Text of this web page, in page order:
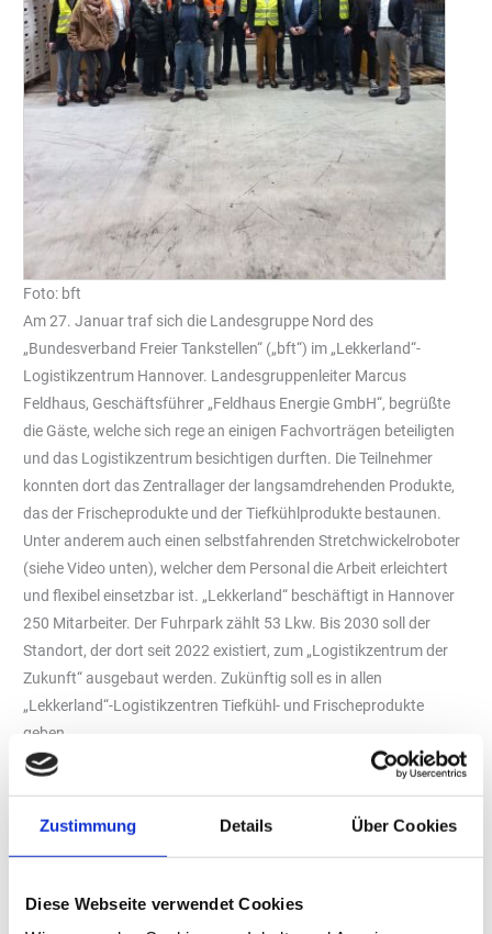
Zustimmung Details Über Cookies
Diese Webseite verwendet Cookies
Foto: bft
Am 27. Januar traf sich die Landesgruppe Nord des
„Bundesverband Freier Tankstellen“ („bft“) im „Lekkerland“-
Logistikzentrum Hannover. Landesgruppenleiter Marcus
Feldhaus, Geschäftsführer „Feldhaus Energie GmbH“, begrüßte
die Gäste, welche sich rege an einigen Fachvorträgen beteiligten
und das Logistikzentrum besichtigen durften. Die Teilnehmer
konnten dort das Zentrallager der langsamdrehenden Produkte,
das der Frischeprodukte und der Tiefkühlprodukte bestaunen.
Unter anderem auch einen selbstfahrenden Stretchwickelroboter
(siehe Video unten), welcher dem Personal die Arbeit erleichtert
und flexibel einsetzbar ist. „Lekkerland“ beschäftigt in Hannover
250 Mitarbeiter. Der Fuhrpark zählt 53 Lkw. Bis 2030 soll der
Standort, der dort seit 2022 existiert, zum „Logistikzentrum der
Zukunft“ ausgebaut werden. Zukünftig soll es in allen
„Lekkerland“-Logistikzentren Tiefkühl- und Frischeprodukte
geben.
Im Bereich Shop & Convenience lieferte „Lekkerland“
Informationen zum Thema Kaffee-Marktentwicklung und stellt
die neuen Konzepte für 2026 vor. Die „tankstelle“ berichtet zu
Jahren bei „Lekkerland“ arbeitet, sprach eindrücklich über den